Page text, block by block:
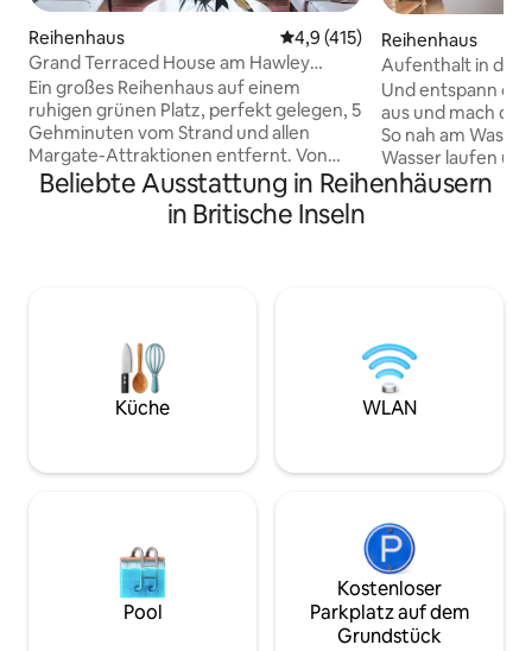
Reihenhaus Durchschnittliche Bewertung:
4,9 (415)
Grand Terraced House am Hawley
Square, Margate
Ein großes Reihenhaus auf einem
ruhigen grünen Platz, perfekt gelegen, 5
Gehminuten vom Strand und allen
Margate-Attraktionen entfernt. Von
seinen Gästen für seine komfortablen
Betten, sein schönes Design, seine
Einrichtung und Pflanzen sowie seine
von Londons Oberschicht. Es wurde von
seinem Besitzer und Bewohner, dem
Architekten Sam Causer, vollständig mit
Reihenhaus
Aufenthalt in der
Und entspann
aus und mach
So nah am
Wasser laufen
Diese helle und
Stewart und
von Portaferry
Fähre nach
übersetzen
Beliebte Ausstattung in Reihenhäusern
in Britische Inseln
Küche WLAN
Pool
Kostenloser
Parkplatz auf dem
Grundstück